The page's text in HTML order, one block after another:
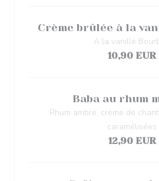
Crème brûlée à la
A la vanille
10,90 EUR
Baba au rhum
Rhum ambré, crème de
caramélisées
12,90 EUR